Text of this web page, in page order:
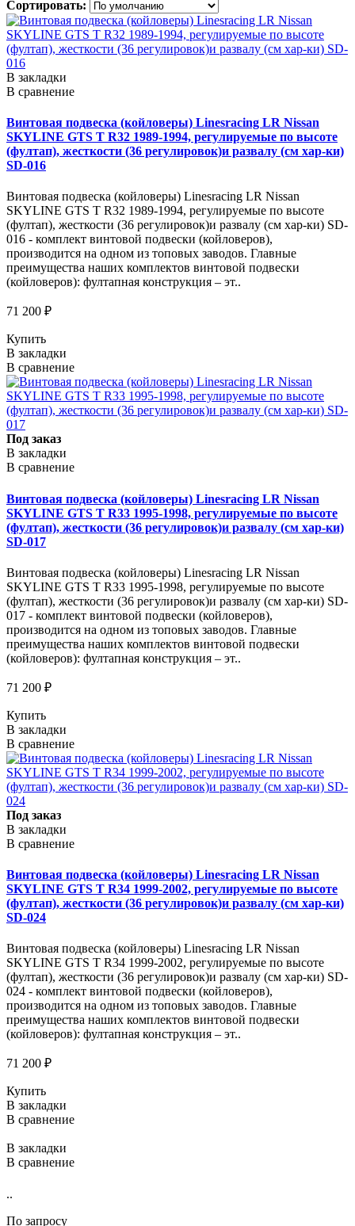
Сортировать:
В закладки
В сравнение
Винтовая подвеска (койловеры) Linesracing LR Nissan
SKYLINE GTS T R32 1989-1994, регулируемые по высоте
(фултап), жесткости (36 регулировок)и развалу (см хар-ки)
SD-016
Винтовая подвеска (койловеры) Linesracing LR Nissan
SKYLINE GTS T R32 1989-1994, регулируемые по высоте
(фултап), жесткости (36 регулировок)и развалу (см хар-ки) SD-
016 - комплект винтовой подвески (койловеров),
производится на одном из топовых заводов. Главные
преимущества наших комплектов винтовой подвески
(койловеров): фултапная конструкция – эт..
71 200 ₽
Купить
В закладки
В сравнение
Под заказ
В закладки
В сравнение
Винтовая подвеска (койловеры) Linesracing LR Nissan
SKYLINE GTS T R33 1995-1998, регулируемые по высоте
(фултап), жесткости (36 регулировок)и развалу (см хар-ки)
SD-017
Винтовая подвеска (койловеры) Linesracing LR Nissan
SKYLINE GTS T R33 1995-1998, регулируемые по высоте
(фултап), жесткости (36 регулировок)и развалу (см хар-ки) SD-
017 - комплект винтовой подвески (койловеров),
производится на одном из топовых заводов. Главные
преимущества наших комплектов винтовой подвески
(койловеров): фултапная конструкция – эт..
71 200 ₽
Купить
В закладки
В сравнение
Под заказ
В закладки
В сравнение
Винтовая подвеска (койловеры) Linesracing LR Nissan
SKYLINE GTS T R34 1999-2002, регулируемые по высоте
(фултап), жесткости (36 регулировок)и развалу (см хар-ки)
SD-024
Винтовая подвеска (койловеры) Linesracing LR Nissan
SKYLINE GTS T R34 1999-2002, регулируемые по высоте
(фултап), жесткости (36 регулировок)и развалу (см хар-ки) SD-
024 - комплект винтовой подвески (койловеров),
производится на одном из топовых заводов. Главные
преимущества наших комплектов винтовой подвески
(койловеров): фултапная конструкция – эт..
71 200 ₽
Купить
В закладки
В сравнение
В закладки
В сравнение
..
По запросу